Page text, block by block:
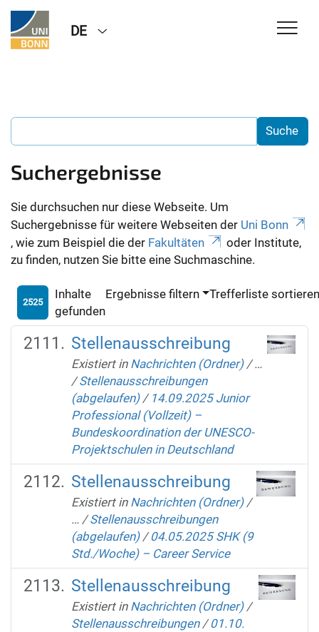
DE
Suchergebnisse
Sie durchsuchen nur diese Webseite. Um
Suchergebnisse für weitere Webseiten der Uni Bonn
, wie zum Beispiel die der Fakultäten
oder Institute,
zu finden, nutzen Sie bitte eine Suchmaschine.
2525
Inhalte
gefunden
Ergebnisse filtern Trefferliste
Stellenausschreibung
Existiert in Nachrichten (Ordner) /…
/Stellenausschreibungen
(abgelaufen) / 14.09.2025 Junior
Professional (Vollzeit) –
Bundeskoordination der UNESCO-
Projektschulen in Deutschland
Stellenausschreibung
Existiert in Nachrichten (Ordner) /
… /Stellenausschreibungen
(abgelaufen) /04.05.2025 SHK (9
Std./Woche) – Career Service
Stellenausschreibung
Existiert in Nachrichten (Ordner) /
Stellenausschreibungen /01.10.